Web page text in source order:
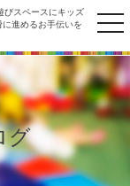
びスペースにキッズ
進めるお手伝いを
グ